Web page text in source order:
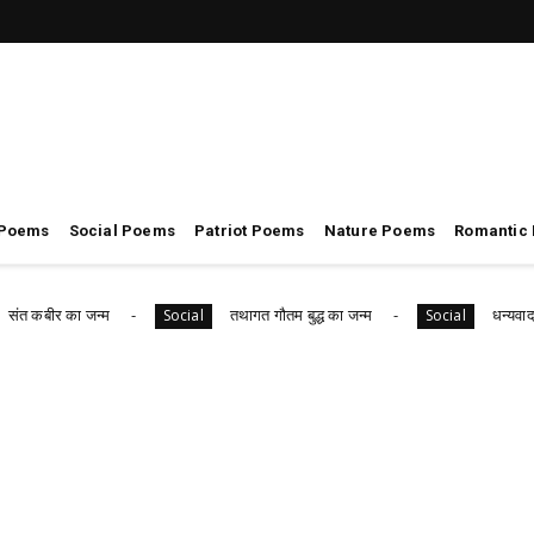
Social Poems Patriot Poems Nature Poems Romantic
का जन्म Social तथागत गौतम बुद्ध का जन्म Social धन्यवाद